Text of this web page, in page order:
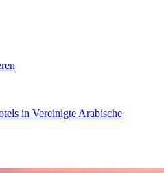
in Vereinigte Arabische